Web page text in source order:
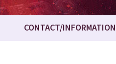
CONTACT/INFORMATION